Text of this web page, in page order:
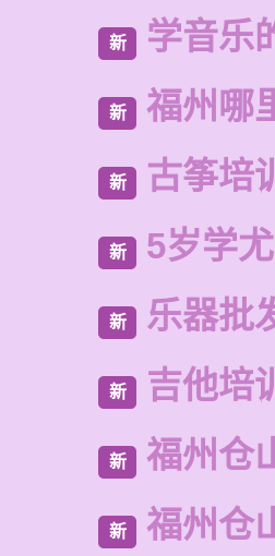
新 学音乐
新 福州哪
新 古筝培
新 5岁学
新 乐器批
新 吉他培
新 福州仓
新 福州仓